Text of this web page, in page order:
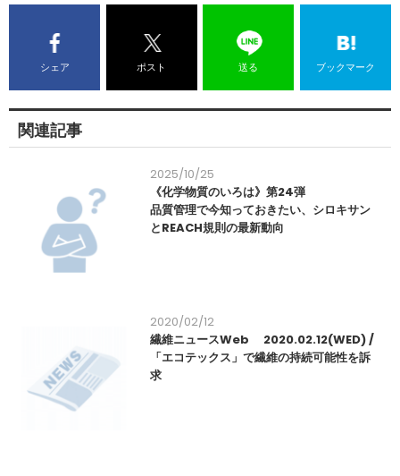
シェア ポスト 送る ブックマーク
関連記事
2025/10/25
《化学物質のいろは》第24弾
品質管理で今知っておきたい、シロキサン
とREACH規則の最新動向
2020/02/12
繊維ニュースWeb 2020.02.12(WED) /
「エコテックス」で繊維の持続可能性を訴
求